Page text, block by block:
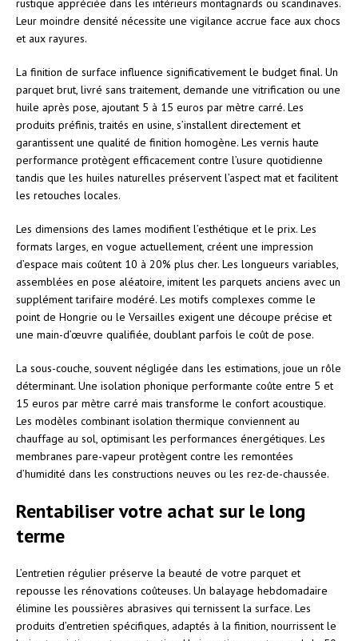
Leur moindre densité nécessite une vigilance accrue face aux chocs
et aux rayures.
La finition de surface influence significativement le budget final. Un
parquet brut, livré sans traitement, demande une vitrification ou une
huile après pose, ajoutant 5 à 15 euros par mètre carré. Les
produits préfinis, traités en usine, s’installent directement et
garantissent une qualité de finition homogène. Les vernis haute
performance protègent efficacement contre l’usure quotidienne
tandis que les huiles naturelles préservent l’aspect mat et facilitent
les retouches locales.
Les dimensions des lames modifient l’esthétique et le prix. Les
formats larges, en vogue actuellement, créent une impression
d’espace mais coûtent 10 à 20% plus cher. Les longueurs variables,
assemblées en pose aléatoire, imitent les parquets anciens avec un
supplément tarifaire modéré. Les motifs complexes comme le
point de Hongrie ou le Versailles exigent une découpe précise et
une main-d’œuvre qualifiée, doublant parfois le coût de pose.
La sous-couche, souvent négligée dans les estimations, joue un rôle
déterminant. Une isolation phonique performante coûte entre 5 et
15 euros par mètre carré mais transforme le confort acoustique.
Les modèles combinant isolation thermique conviennent au
chauffage au sol, optimisant les performances énergétiques. Les
membranes pare-vapeur protègent contre les remontées
d’humidité dans les constructions neuves ou les rez-de-chaussée.
Rentabiliser votre achat sur le long
terme
L’entretien régulier préserve la beauté de votre parquet et
repousse les rénovations coûteuses. Un balayage hebdomadaire
élimine les poussières abrasives qui ternissent la surface. Les
produits d’entretien spécifiques, adaptés à la finition, nourrissent le